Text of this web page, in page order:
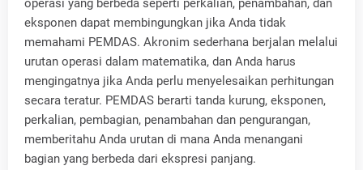
operasi yang berbeda seperti perkalian, penambahan, dan
eksponen dapat membingungkan jika Anda tidak
memahami PEMDAS. Akronim sederhana berjalan melalui
urutan operasi dalam matematika, dan Anda harus
mengingatnya jika Anda perlu menyelesaikan perhitungan
secara teratur. PEMDAS berarti tanda kurung, eksponen,
perkalian, pembagian, penambahan dan pengurangan,
memberitahu Anda urutan di mana Anda menangani
bagian yang berbeda dari ekspresi panjang.